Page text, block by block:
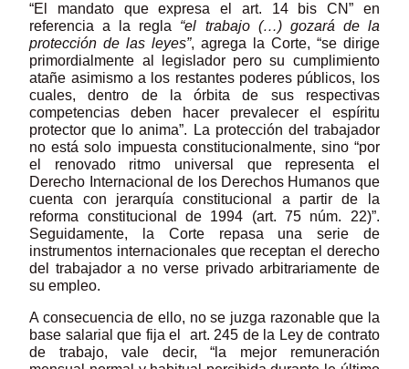
“El mandato que expresa el art. 14 bis CN” en
referencia a la regla “el trabajo (…) gozará de la
protección de las leyes”, agrega la Corte, “se dirige
primordialmente al legislador pero su cumplimiento
atañe asimismo a los restantes poderes públicos, los
cuales, dentro de la órbita de sus respectivas
competencias deben hacer prevalecer el espíritu
protector que lo anima”. La protección del trabajador
no está solo impuesta constitucionalmente, sino “por
el renovado ritmo universal que representa el
Derecho Internacional de los Derechos Humanos que
cuenta con jerarquía constitucional a partir de la
reforma constitucional de 1994 (art. 75 núm. 22)”.
Seguidamente, la Corte repasa una serie de
instrumentos internacionales que receptan el derecho
del trabajador a no verse privado arbitrariamente de
su empleo.
A consecuencia de ello, no se juzga razonable que la
base salarial que fija el art. 245 de la Ley de contrato
de trabajo, vale decir, “la mejor remuneración